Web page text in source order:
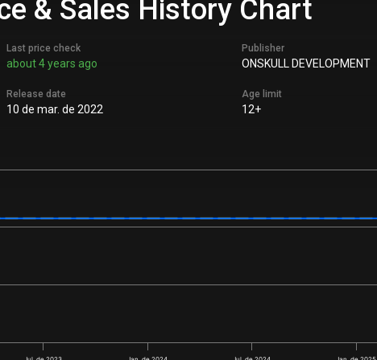
& Sales History Chart
Last price check
about 4 years ago
Release date
10 de mar. de 2022
Publisher
ONSKULL DEVELOPMENT
Age limit
12+